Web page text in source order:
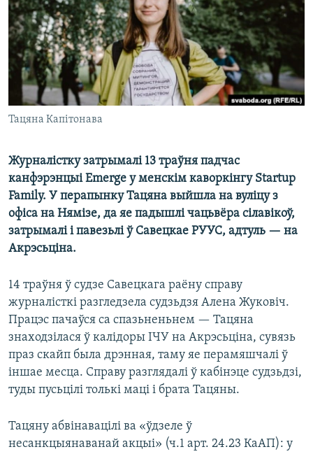
Тацяна Капітонава
Журналістку затрымалі 13 траўня падчас
канфэрэнцыі Emerge у менскім каворкінгу Startup
Family. У перапынку Тацяна выйшла на вуліцу з
офіса на Нямізе, да яе падышлі чацьвёра сілавікоў,
затрымалі і павезьлі ў Савецкае РУУС, адтуль — на
Акрэсьціна.
14 траўня ў судзе Савецкага раёну справу
журналісткі разгледзела судзьдзя Алена Жуковіч.
Працэс пачаўся са спазьненьнем — Тацяна
знаходзілася ў калідоры ІЧУ на Акрэсьціна, сувязь
праз скайп была дрэнная, таму яе перамяшчалі ў
іншае месца. Справу разглядалі ў кабінэце судзьдзі,
туды пусьцілі толькі маці і брата Тацяны.
Тацяну абвінавацілі ва «ўдзеле ў
несанкцыянаванай акцыі» (ч.1 арт. 24.23 КаАП): у